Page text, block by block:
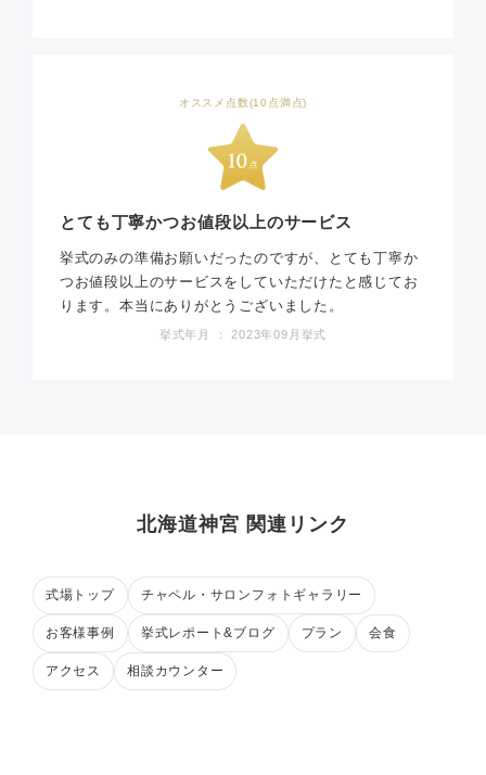
オススメ点数(10点満点)
とても丁寧かつお値段以上のサービス
挙式のみの準備お願いだったのですが、とても丁寧か
つお値段以上のサービスをしていただけたと感じてお
ります。本当にありがとうございました。
挙式年月 ： 2023年09月挙式
北海道神宮 関連リンク
式場トップ チャペル・サロンフォトギャラリー
お客様事例 挙式レポート&ブログ プラン 会食
アクセス 相談カウンター